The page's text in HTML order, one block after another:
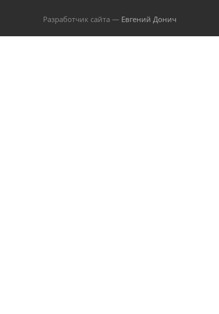
Разработчик сайта — Евгений Донич